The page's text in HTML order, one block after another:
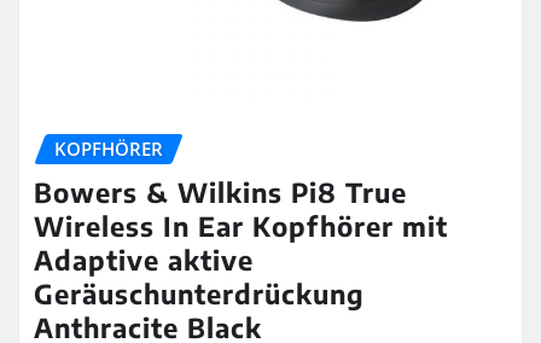
KOPFHÖRER
Bowers & Wilkins Pi8 True
Wireless In Ear Kopfhörer mit
Adaptive aktive
Geräuschunterdrückung
Anthracite Black